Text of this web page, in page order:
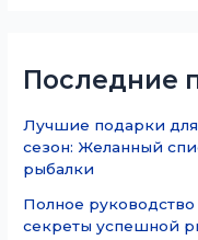
Последние
Лучшие подарки
сезон: Желанный
рыбалки
Полное руководство
секреты успешной